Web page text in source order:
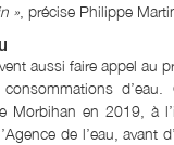
» , précise Philippe
aussi faire appel au
d’eau.
Morbihan en 2019, à
de l’eau, avant